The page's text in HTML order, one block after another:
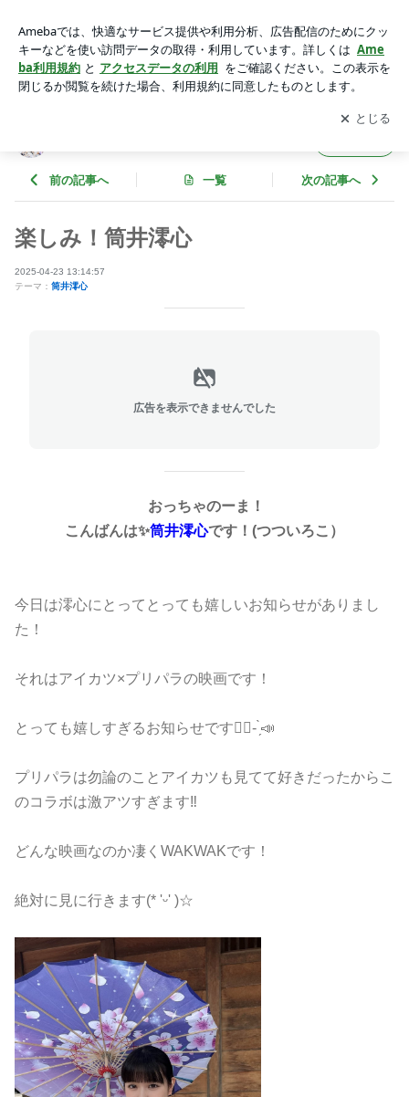
ed by Amebaアプリをダウンロードして ブログの更新通知
を受け取りまし
ょう。
開く
前の記事へ 一覧 次の記事へ
楽しみ！筒井澪心
2025-04-23 13:14:57
テーマ： 筒井澪心
広告を表示できませんでした
おっちゃのーま！
こんばんは✨筒井澪心です！(つついろこ）
今日は澪心にとってとっても嬉しいお知らせがありまし
た！
それはアイカツ×プリパラの映画です！
とっても嬉しすぎるお知らせです🤦‍♀️- ̗̀📣
プリパラは勿論のことアイカツも見てて好きだったからこ
のコラボは激アツすぎます‼️
どんな映画なのか凄くWAKWAKです！
絶対に見に行きます(* 'ᵕ' )☆